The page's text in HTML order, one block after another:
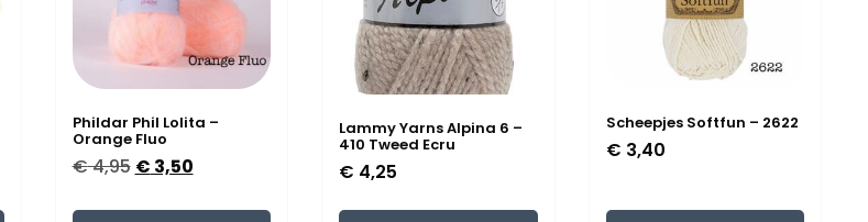
Phildar Phil Lolita –
Orange Fluo
€4,95 € 3,50
Lammy Yarns Alpina 6 –
410 Tweed Ecru
€ 4,25
Scheepjes Softfun – 2622
€ 3,40